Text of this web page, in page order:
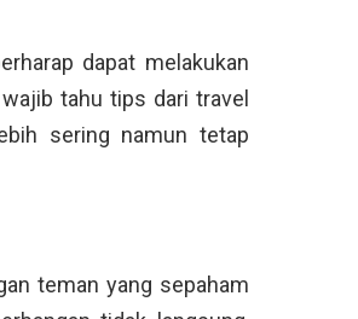
dapat melakukan
tahu tips dari travel
sering namun tetap
teman yang sepaham